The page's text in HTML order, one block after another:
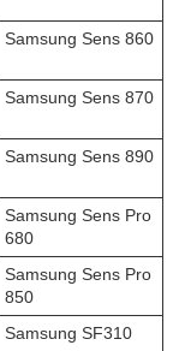
Samsung Sens 860
Samsung Sens 870
Samsung Sens 890
Samsung Sens Pro
680
Samsung Sens Pro
850
Samsung SF310